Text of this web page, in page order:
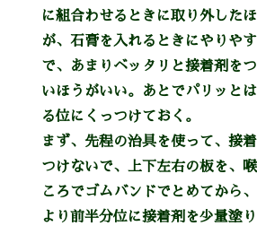
に組合わせるときに取り外したほ
が、石膏を入れるときにやりや
で、あまりベッタリと接着剤を
いほうがいい。あとでパリッと
る位にくっつけておく。
まず、先程の治具を使って、接
つけないで、上下左右の板を、
ころでゴムバンドでとめてから
より前半分位に接着剤を少量塗